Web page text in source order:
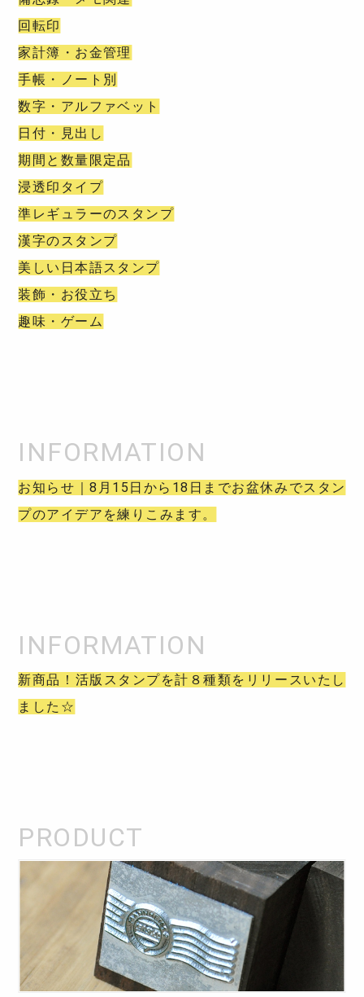
回転印
家計簿・お金管理
手帳・ノート別
数字・アルファベット
日付・見出し
期間と数量限定品
浸透印タイプ
準レギュラーのスタンプ
漢字のスタンプ
美しい日本語スタンプ
装飾・お役立ち
趣味・ゲーム
お知らせ｜8月15日から18日までお盆休みでスタン
プのアイデアを練りこみます。
新商品！活版スタンプを計８種類をリリースいたし
ました☆